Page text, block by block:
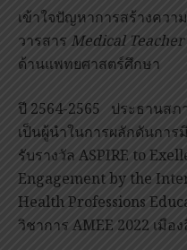
เข้าใจปัญหาการสร้างควา
วารสาร Medical Teacher
ด้านแพทยศาสตร์ศึกษา
ปี 2564-2565 ประธานส
เป็นผู้นำในการผลักดันกา
รับรางวัล ASPIRE to
Engagement by the
Health Professions
วิชาการ AMEE 2022 เมือ